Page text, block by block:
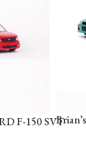
F-150 SVT